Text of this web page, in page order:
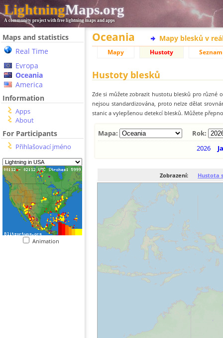
LightningMaps.org
A community project with free lightning maps and apps
Maps and statistics
Real Time
Evropa
Oceania
America
Information
Apps
About
For Participants
Přihlašovací jméno
Animation
Oceania Mapy blesků v
Mapy Hustoty Seznam
Hustoty blesků
Zde si můžete zobrazit hustotu blesků pro různé
nejsou standardizována, proto nelze dělat
stanic a vylepšenou detekcí blesků. Můžete
Mapa:
Rok:
2026
Zobrazení: Hustota